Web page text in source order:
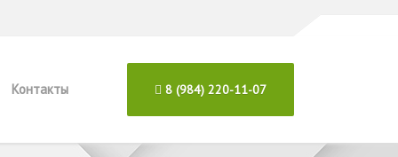
Контакты 8 (984) 220-11-07